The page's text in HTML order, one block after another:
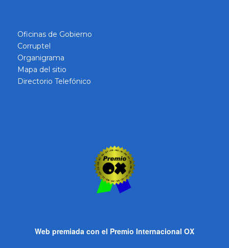
Oficinas de Gobierno
Corruptel
Organigrama
Mapa del sitio
Directorio Telefónico
Web premiada con el Premio Internacional OX